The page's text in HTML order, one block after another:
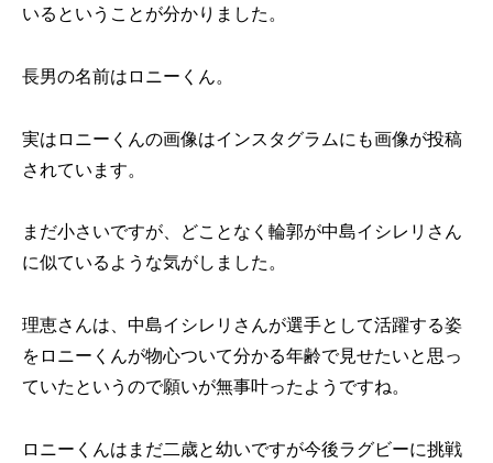
いるということが分かりました。
長男の名前はロニーくん。
実はロニーくんの画像はインスタグラムにも画像が投稿
されています。
まだ小さいですが、どことなく輪郭が中島イシレリさん
に似ているような気がしました。
理恵さんは、中島イシレリさんが選手として活躍する姿
をロニーくんが物心ついて分かる年齢で見せたいと思っ
ていたというので願いが無事叶ったようですね。
ロニーくんはまだ二歳と幼いですが今後ラグビーに挑戦